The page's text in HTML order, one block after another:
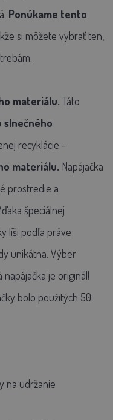
Ponúkame tento
si môžete vybrať ten,
materiálu. Táto
slnečného
recyklácie -
materiálu. Napájačka
prostredie a
špeciálnej
líši podľa práve
unikátna. Výber
je originál!
bolo použitých 50
na udržanie